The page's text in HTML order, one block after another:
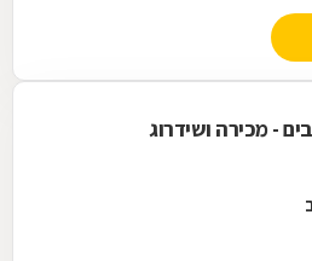
- מכירה ושידרוג